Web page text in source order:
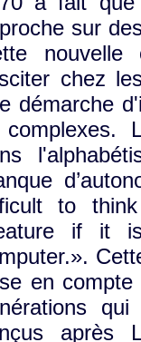
sur
nouvelle
chez
démarche
to
if it
en
après